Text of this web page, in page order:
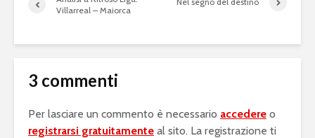
Villarreal – Maiorca
3 commenti
Per lasciare un commento è necessario accedere o
registrarsi gratuitamente al sito. La registrazione ti